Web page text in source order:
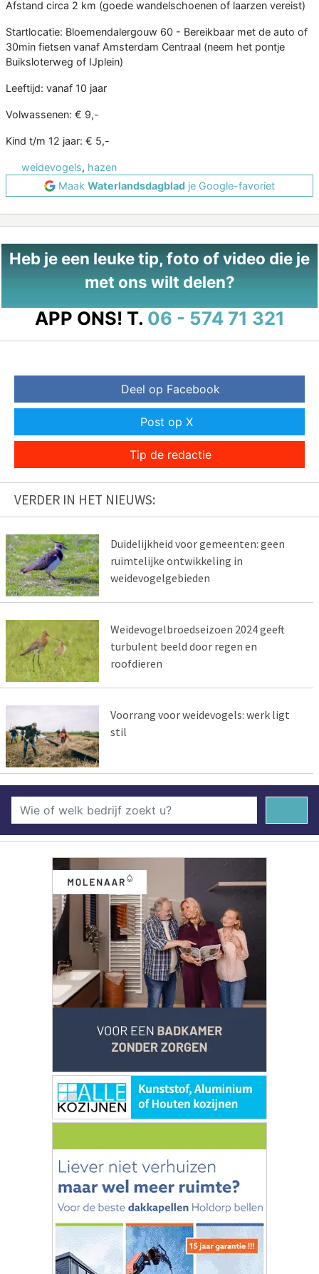
Afstand circa 2 km (goede wandelschoenen of laarzen vereist)
Startlocatie: Bloemendalergouw 60 - Bereikbaar met de auto of
30min fietsen vanaf Amsterdam Centraal (neem het pontje
Buiksloterweg of IJplein)
Leeftijd: vanaf 10 jaar
Volwassenen: € 9,-
Kind t/m 12 jaar: € 5,-
weidevogels, hazen
Maak Waterlandsdagblad je Google-favoriet
Heb je een leuke tip, foto of video die je
met ons wilt delen?
APP ONS! T. 06 - 574 71 321
Deel op Facebook
Post op X
Tip de redactie
VERDER IN HET NIEUWS:
Duidelijkheid voor gemeenten: geen
ruimtelijke ontwikkeling in
weidevogelgebieden
Weidevogelbroedseizoen 2024 geeft
turbulent beeld door regen en
roofdieren
Voorrang voor weidevogels: werk ligt
stil